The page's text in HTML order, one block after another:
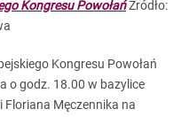
Kongresu PowołańŹródło:
Kongresu Powołań
o godz. 18.00 w bazylice
Floriana Męczennika na